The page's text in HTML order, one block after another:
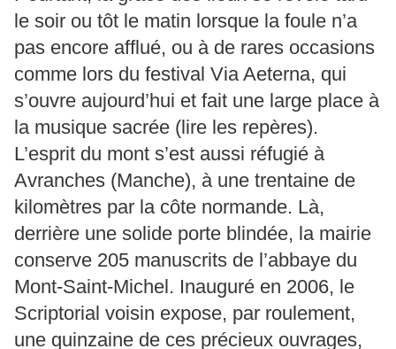
le soir ou tôt le matin lorsque la foule n’a
pas encore afflué, ou à de rares occasions
comme lors du festival Via Aeterna, qui
s’ouvre aujourd’hui et fait une large place à
la musique sacrée (lire les repères).
L’esprit du mont s’est aussi réfugié à
Avranches (Manche), à une trentaine de
kilomètres par la côte normande. Là,
derrière une solide porte blindée, la mairie
conserve 205 manuscrits de l’abbaye du
Mont-Saint-Michel. Inauguré en 2006, le
Scriptorial voisin expose, par roulement,
une quinzaine de ces précieux ouvrages,